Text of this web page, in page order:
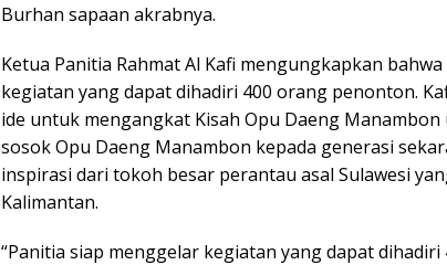
Burhan sapaan akrabnya.
Ketua Panitia Rahmat Al Kafi mengungkapkan
kegiatan yang dapat dihadiri 400 orang penonton.
ide untuk mengangkat Kisah Opu Daeng
sosok Opu Daeng Manambon kepada generasi
inspirasi dari tokoh besar perantau asal Sulawesi
Kalimantan.
“Panitia siap menggelar kegiatan yang dapat dihadiri